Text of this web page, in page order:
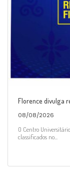
Florence divulga
08/08/2026
O Centro
classificados no...